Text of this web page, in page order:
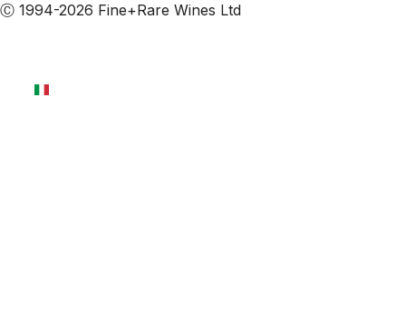
Ⓒ 1994-2026 Fine+Rare Wines Ltd